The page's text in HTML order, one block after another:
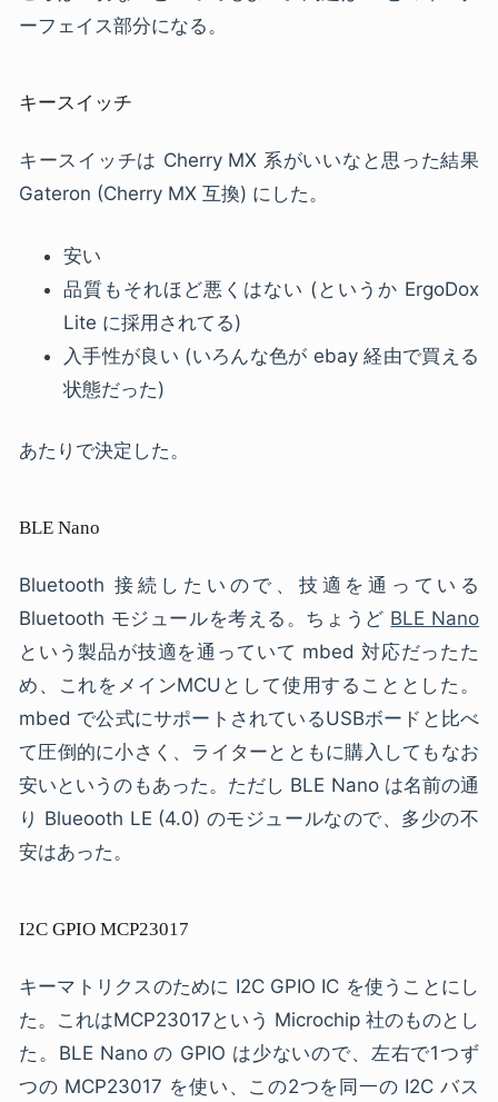
ーフェイス部分になる。
キースイッチ
キースイッチは Cherry MX 系がいいなと思った結果
Gateron (Cherry MX 互換) にした。
安い
品質もそれほど悪くはない (というか ErgoDox
Lite に採用されてる)
入手性が良い (いろんな色が ebay 経由で買える
状態だった)
あたりで決定した。
BLE Nano
Bluetooth 接続したいので、技適を通っている
Bluetooth モジュールを考える。ちょうど BLE Nano
という製品が技適を通っていて mbed 対応だったた
め、これをメインMCUとして使用することとした。
mbed で公式にサポートされているUSBボードと比べ
て圧倒的に小さく、ライターとともに購入してもなお
安いというのもあった。ただし BLE Nano は名前の通
り Blueooth LE (4.0) のモジュールなので、多少の不
安はあった。
I2C GPIO MCP23017
キーマトリクスのために I2C GPIO IC を使うことにし
た。これはMCP23017という Microchip 社のものとし
た。BLE Nano の GPIO は少ないので、左右で1つず
つの MCP23017 を使い、この2つを同一の I2C バス